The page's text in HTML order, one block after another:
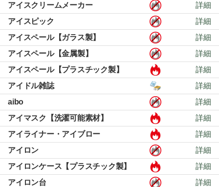
アイスクリームメーカー
詳細
アイスピック
詳細
アイスペール【ガラス製】
詳細
アイスペール【金属製】
詳細
アイスペール【プラスチック製】
詳細
アイドル雑誌
詳細
aibo
詳細
アイマスク【洗濯可能素材】
詳細
アイライナー・アイブロー
詳細
アイロン
詳細
アイロンケース【プラスチック製】
詳細
アイロン台
詳細